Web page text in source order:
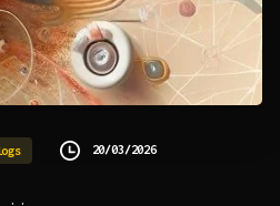
20/03/2026